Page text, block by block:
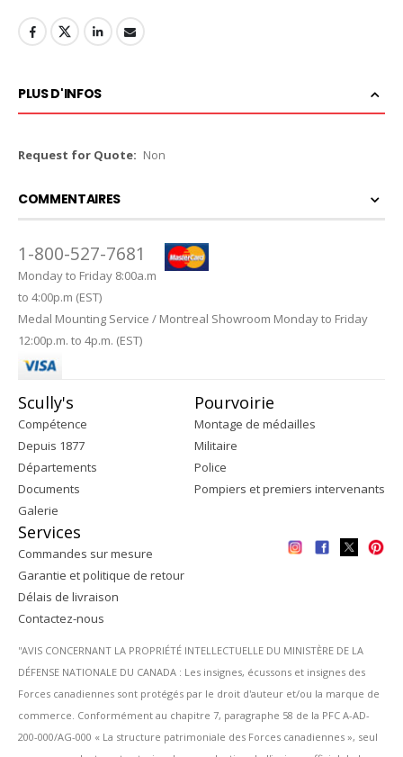
PLUS D'INFOS
Plus
Non
COMMENTAIRES
1-800-527-7681
Monday to Friday 8:00a.m
to 4:00p.m (EST)
Medal Mounting Service / Montreal Showroom Monday to Friday
12:00p.m. to 4p.m. (EST)
Scully's
Compétence
Depuis 1877
Départements
Documents
Galerie
Pourvoirie
Montage de médailles
Militaire
Police
Pompiers et premiers intervenants
Services
Commandes sur mesure
Garantie et politique de retour
Délais de livraison
Contactez-nous
''AVIS CONCERNANT LA PROPRIÉTÉ INTELLECTUELLE DU MINISTÈRE DE LA
DÉFENSE NATIONALE DU CANADA : Les insignes, écussons et insignes des
Forces canadiennes sont protégés par le droit d'auteur et/ou la marque de
commerce. Conformément au chapitre 7, paragraphe 58 de la PFC A-AD-
200-000/AG-000 « La structure patrimoniale des Forces canadiennes », seul